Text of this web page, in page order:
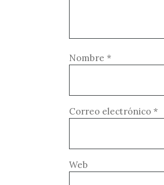
Nombre *
Correo electrónico *
Web